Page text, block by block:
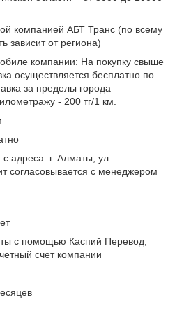
компанией АБТ Транс (по всему
зависит от региона)
компании: На покупку свыше
осуществляется бесплатно по
за пределы города
- 200 тг/1 км.
адреса: г. Алматы, ул.
согласовывается с менеджером
с помощью Каспий Перевод,
счет компании